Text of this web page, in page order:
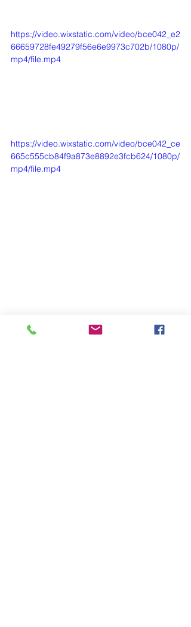
https://video.wixstatic.com/video/bce042_e2
66659728fe49279f56e6e9973c702b/1080p/
mp4/file.mp4
https://video.wixstatic.com/video/bce042_ce
665c555cb84f9a873e8892e3fcb624/1080p/
mp4/file.mp4